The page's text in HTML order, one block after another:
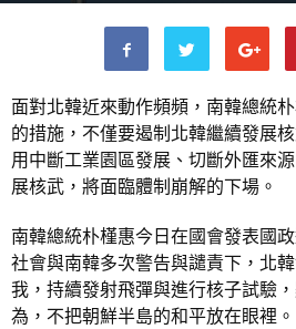
面對北韓近來動作頻頻，南韓總統
的措施，不僅要遏制北韓繼續發展
用中斷工業園區發展、切斷外匯來
展核武，將面臨體制崩解的下場。
南韓總統朴槿惠今日在國會發表國
社會與南韓多次警告與譴責下，北
我，持續發射飛彈與進行核子試驗
為，不把朝鮮半島的和平放在眼裡。